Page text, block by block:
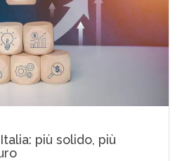
più solido, più